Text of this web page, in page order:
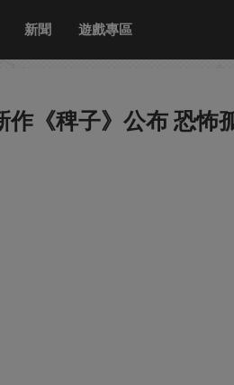
新聞 遊戲專區
作《稗子》公布 恐怖